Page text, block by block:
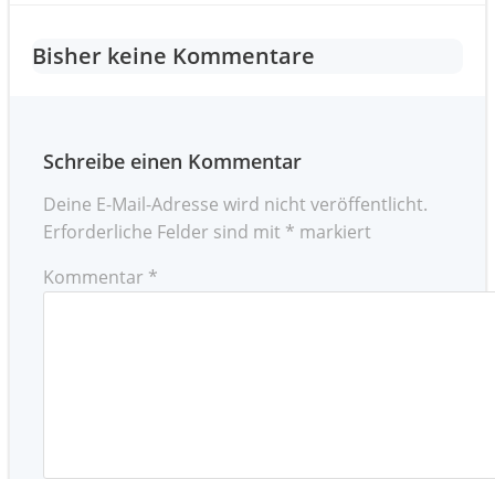
Bisher keine Kommentare
Schreibe einen Kommentar
Deine E-Mail-Adresse wird nicht veröffentlicht.
Erforderliche Felder sind mit * markiert
Kommentar *